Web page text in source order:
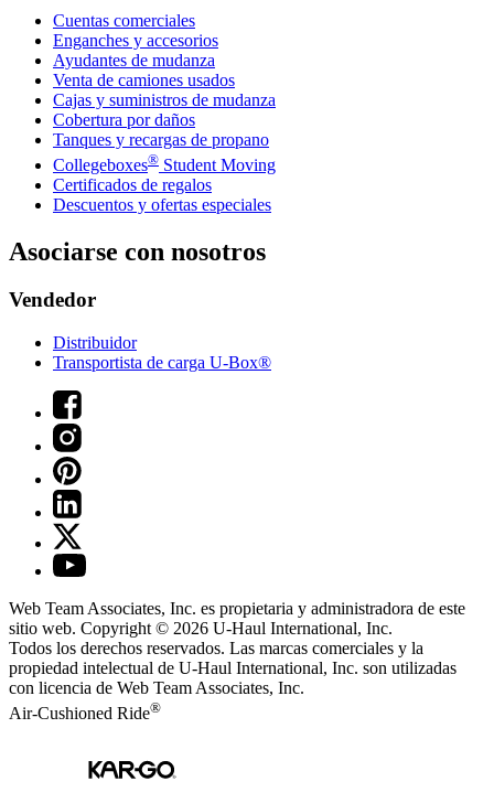
Cuentas comerciales
Enganches y accesorios
Ayudantes de mudanza
Venta de camiones usados
Cajas y suministros de mudanza
Cobertura por daños
Tanques y recargas de propano
Collegeboxes® Student Moving
Certificados de regalos
Descuentos y ofertas especiales
Asociarse con nosotros
Vendedor
Distribuidor
Transportista de carga U-Box®
Web Team Associates, Inc. es propietaria y administradora de este
sitio web. Copyright © 2026 U-Haul International, Inc.
Todos los derechos reservados. Las marcas comerciales y la
propiedad intelectual de U-Haul International, Inc. son utilizadas
con licencia de Web Team Associates, Inc.
Air-Cushioned Ride®